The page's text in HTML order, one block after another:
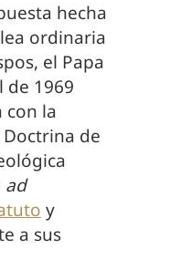
hecha
ordinaria
el Papa
de 1969
con la
de
ad
y
a sus